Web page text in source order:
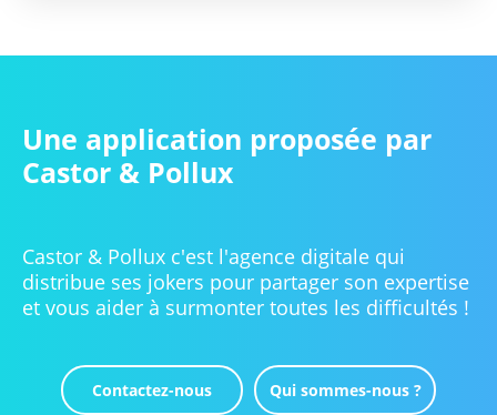
Une application proposée par
Castor & Pollux
Castor & Pollux c'est l'agence digitale qui
distribue ses jokers pour partager son expertise
et vous aider à surmonter toutes les difficultés !
Contactez-nous Qui sommes-nous ?